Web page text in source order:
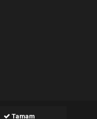
Tamam
Web Aksiyon ®